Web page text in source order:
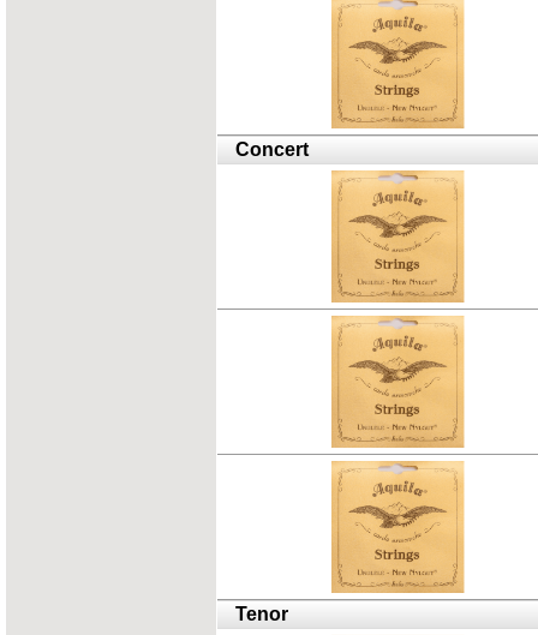
Concert
Tenor